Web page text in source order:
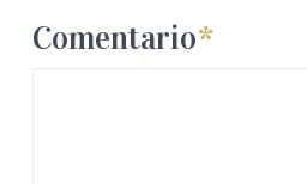
Comentario*